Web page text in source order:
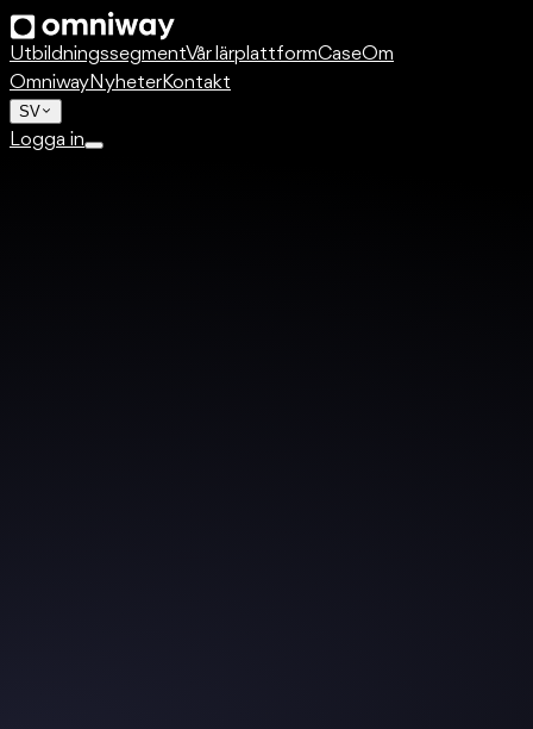
UtbildningssegmentVår lärplattformCaseOm
OmniwayNyheterKontakt
SV
Logga in